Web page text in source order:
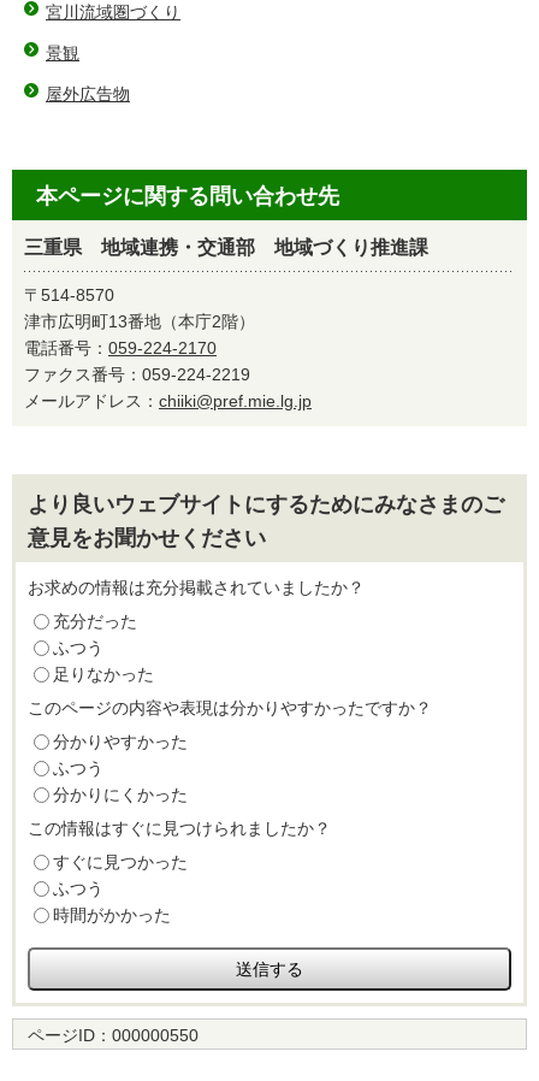
宮川流域圏づくり
景観
屋外広告物
本ページに関する問い合わせ先
三重県 地域連携・交通部 地域づくり推進課
〒514-8570
津市広明町13番地（本庁2階）
電話番号： 059-224-2170
ファクス番号：059-224-2219
メールアドレス： chiiki@pref.mie.lg.jp
より良いウェブサイトにするためにみなさまのご
意見をお聞かせください
お求めの情報は充分掲載されていましたか？
充分だった
ふつう
足りなかった
このページの内容や表現は分かりやすかったですか？
分かりやすかった
ふつう
分かりにくかった
この情報はすぐに見つけられましたか？
すぐに見つかった
ふつう
時間がかかった
ページID： 000000550